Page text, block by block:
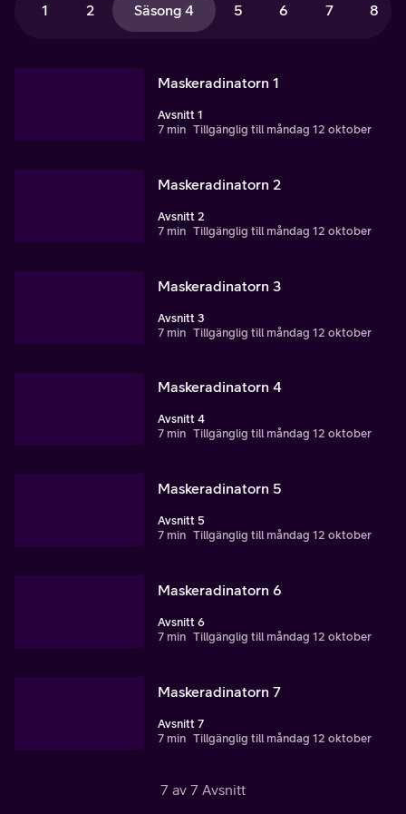
1 2 Säsong 4 5 6 7 8
Maskeradinatorn 1
Avsnitt 1
7 min Tillgänglig till måndag 12 oktober
Maskeradinatorn 2
Avsnitt 2
7 min Tillgänglig till måndag 12 oktober
Maskeradinatorn 3
Avsnitt 3
7 min Tillgänglig till måndag 12 oktober
Maskeradinatorn 4
Avsnitt 4
7 min Tillgänglig till måndag 12 oktober
Maskeradinatorn 5
Avsnitt 5
7 min Tillgänglig till måndag 12 oktober
Maskeradinatorn 6
Avsnitt 6
7 min Tillgänglig till måndag 12 oktober
Maskeradinatorn 7
Avsnitt 7
7 min Tillgänglig till måndag 12 oktober
7 av 7 Avsnitt